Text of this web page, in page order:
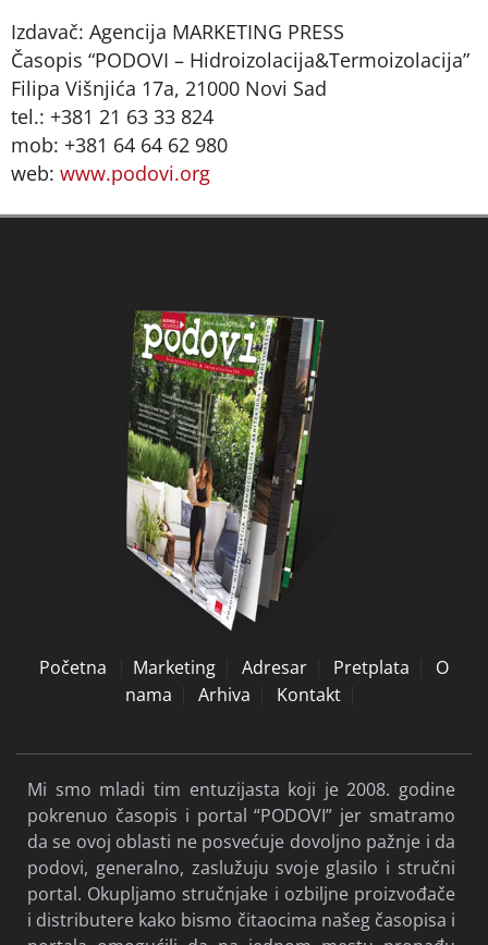
Izdavač: Agencija MARKETING PRESS
Časopis “PODOVI – Hidroizolacija&Termoizolacija”
Filipa Višnjića 17a, 21000 Novi Sad
tel.: +381 21 63 33 824
mob: +381 64 64 62 980
web: www.podovi.org
Početna Marketing Adresar Pretplata
O
nama
Arhiva Kontakt
Mi smo mladi tim entuzijasta koji je 2008. godine
pokrenuo časopis i portal “PODOVI” jer smatramo
da se ovoj oblasti ne posvećuje dovoljno pažnje i da
podovi, generalno, zaslužuju svoje glasilo i stručni
portal. Okupljamo stručnjake i ozbiljne proizvođače
i distributere kako bismo čitaocima našeg časopisa i